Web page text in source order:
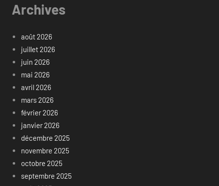
Archives
août 2026
juillet 2026
juin 2026
mai 2026
avril 2026
mars 2026
février 2026
janvier 2026
décembre 2025
novembre 2025
octobre 2025
septembre 2025